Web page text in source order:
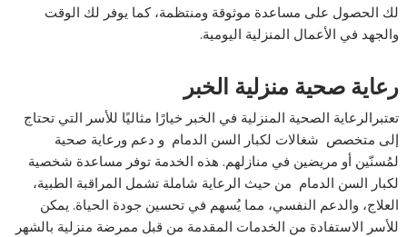
لك الحصول على مساعدة موثوقة ومنتظمة، كما يوفر لك الوقت
والجهد في الأعمال المنزلية اليومية.
رعاية صحية منزلية الخبر
تعتبرالرعاية الصحية المنزلية في الخبر خيارًا مثاليًا للأسر التي تحتاج
إلى متخصص شغالات لكبار السن الدمام و دعم ورعاية صحية
لمُسنّين أو مريضين في منازلهم. هذه الخدمة توفر مساعدة شخصية
لكبار السن الدمام من حيث الرعاية شاملة تشمل المراقبة الطبية،
العلاج، والدعم النفسي، مما يُسهم في تحسين جودة الحياة. يمكن
للأسر الاستفادة من الخدمات المقدمة من قبل ممرضة منزلية بالشهر